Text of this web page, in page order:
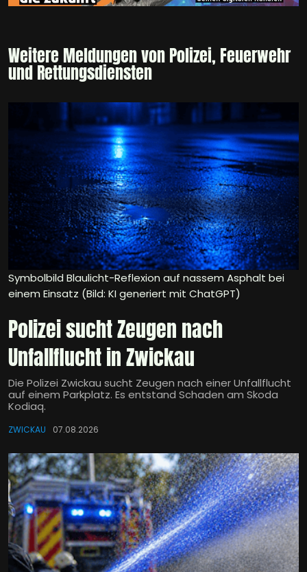
Weitere Meldungen von Polizei, Feuerwehr
und Rettungsdiensten
Symbolbild Blaulicht-Reflexion auf nassem Asphalt bei
einem Einsatz (Bild: KI generiert mit ChatGPT)
Polizei sucht Zeugen nach
Unfallflucht in Zwickau
Die Polizei Zwickau sucht Zeugen nach einer Unfallflucht
auf einem Parkplatz. Es entstand Schaden am Skoda
Kodiaq.
ZWICKAU 07.08.2026